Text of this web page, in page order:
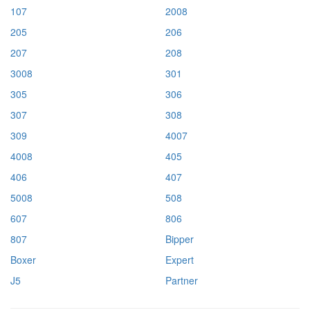
107
2008
205
206
207
208
3008
301
305
306
307
308
309
4007
4008
405
406
407
5008
508
607
806
807
Bipper
Boxer
Expert
J5
Partner